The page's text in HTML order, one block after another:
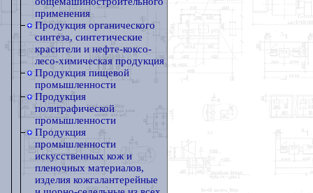
применения
Продукция органического
синтеза, синтетические
красители и нефте-коксо-
лесо-химическая продукция
Продукция пищевой
промышленности
Продукция
полиграфической
промышленности
Продукция
промышленности
искусственных кож и
пленочных материалов,
изделия кожгалантерейные